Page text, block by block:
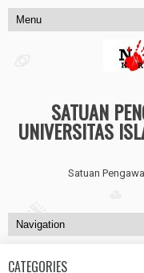
SATUAN
UNIVERSITAS
Satuan
CATEGORIES